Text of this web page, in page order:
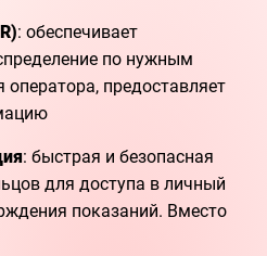
: обеспечивает
по нужным
оператора, предоставляет
: быстрая и безопасная
для доступа в личный
показаний. Вместо